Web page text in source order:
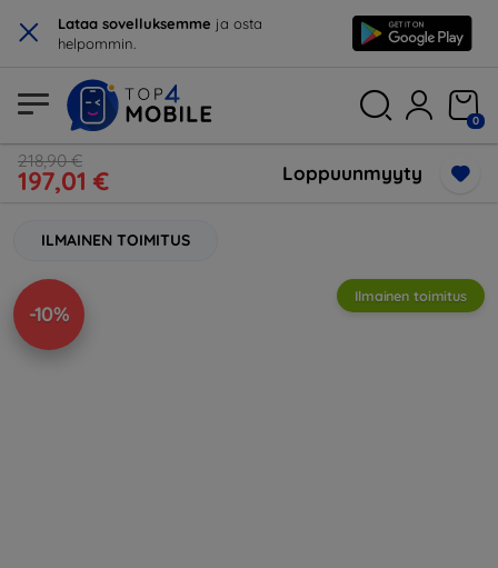
× Lataa sovelluksemme ja osta
helpommin.
0
218,90 €
197,01 € Loppuunmyyty
ILMAINEN TOIMITUS
-10%
Ilmainen toimitus